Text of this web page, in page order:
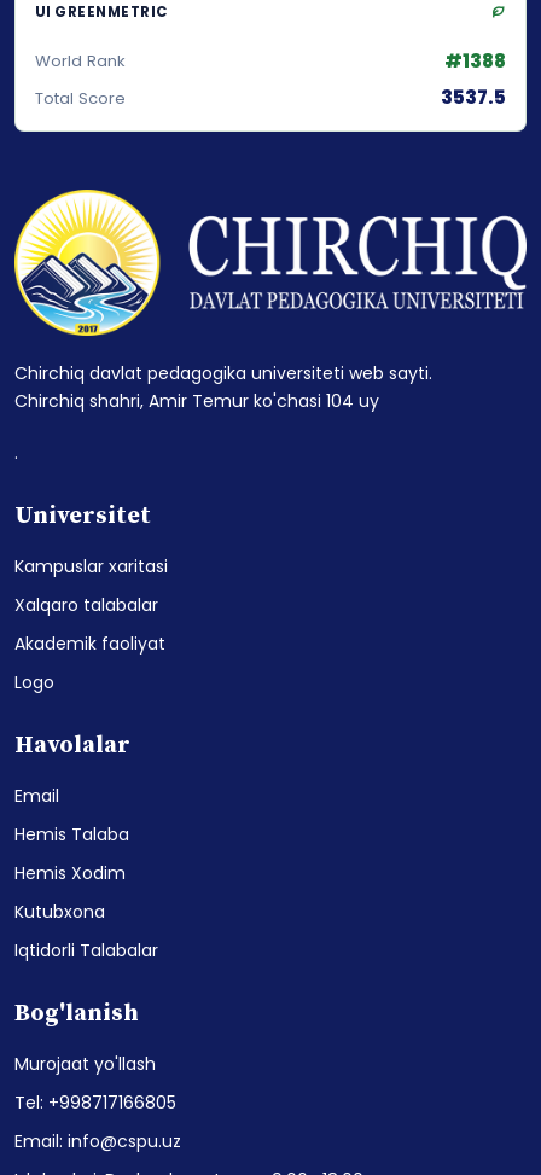
UI GREENMETRIC
World Rank #1388
Total Score 3537.5
Chirchiq davlat pedagogika universiteti web sayti.
Chirchiq shahri, Amir Temur ko'chasi 104 uy
.
Universitet
Kampuslar xaritasi
Xalqaro talabalar
Akademik faoliyat
Logo
Havolalar
Email
Hemis Talaba
Hemis Xodim
Kutubxona
Iqtidorli Talabalar
Bog'lanish
Murojaat yo'llash
Tel: +998717166805
Email: info@cspu.uz